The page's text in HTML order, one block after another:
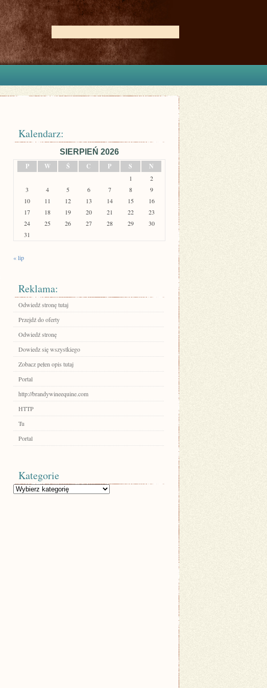
Kalendarz:
SIERPIEŃ 2026
P
W Ś C P S N
1
2
3
4 5 6 7 8
9
10
11 12 13 14 15
16
17
18 19 20 21 22
23
24
25 26 27 28 29
30
31
« lip
Reklama:
Odwiedź stronę tutaj
Przejdź do oferty
Odwiedź stronę
Dowiedz się wszystkiego
Zobacz pełen opis tutaj
Portal
http://brandywineequine.com
HTTP
Tu
Portal
Kategorie
Kategorie